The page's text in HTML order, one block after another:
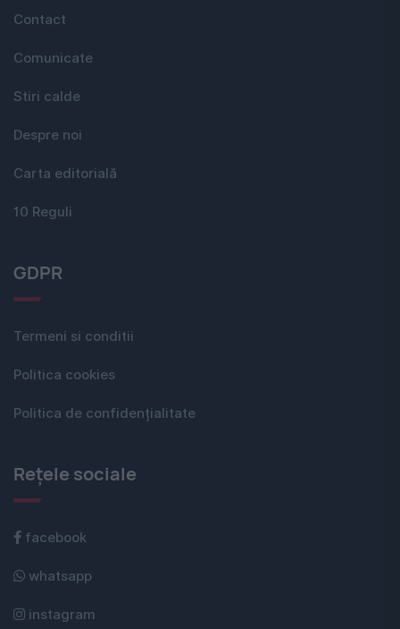
Contact
Comunicate
Stiri calde
Despre noi
Carta editorială
10 Reguli
GDPR
Termeni si conditii
Politica cookies
Politica de confidențialitate
Rețele sociale
facebook
whatsapp
instagram